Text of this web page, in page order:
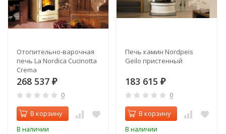
Отопительно-варочная
печь La Nordica Cucinotta
Crema
268 537 ₽
0
В корзину
В наличии
Печь камин Nordpeis
Geilo пристенный
183 615 ₽
0
В корзину
В наличии